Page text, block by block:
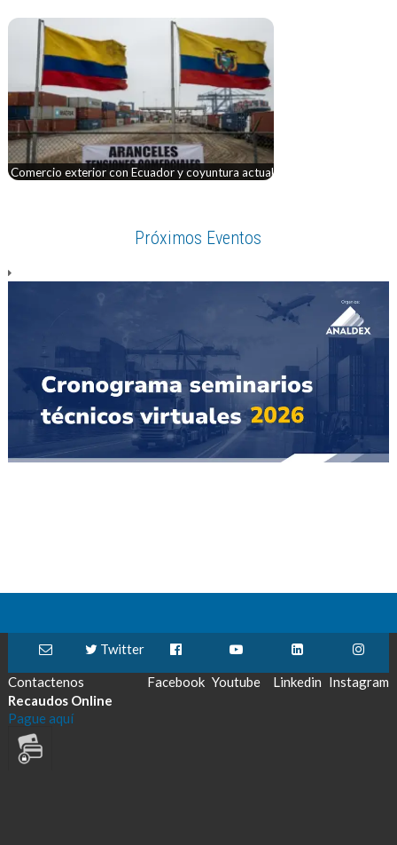
Comercio exterior con Ecuador y coyuntura actual
Próximos Eventos
Contactenos
Twitter
Facebook Youtube Linkedin Instagram
Recaudos Online
Pague aquí